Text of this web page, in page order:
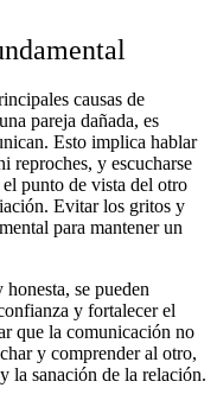
causas de
pareja dañada, es
Esto implica hablar
reproches, y escucharse
punto de vista del otro
Evitar los gritos y
para mantener un
se pueden
y fortalecer el
que la comunicación no
y comprender al otro,
la sanación de la relación.